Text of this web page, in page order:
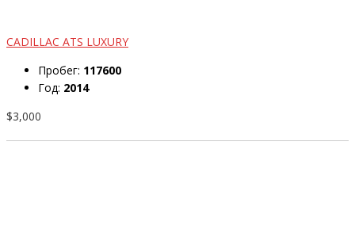
CADILLAC ATS LUXURY
Пробег: 117600
Год: 2014
$3,000